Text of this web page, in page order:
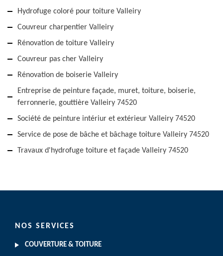
Hydrofuge coloré pour toiture Valleiry
Couvreur charpentier Valleiry
Rénovation de toiture Valleiry
Couvreur pas cher Valleiry
Rénovation de boiserie Valleiry
Entreprise de peinture façade, muret, toiture, boiserie,
ferronnerie, gouttière Valleiry 74520
Société de peinture intériur et extérieur Valleiry 74520
Service de pose de bâche et bâchage toiture Valleiry 74520
Travaux d'hydrofuge toiture et façade Valleiry 74520
NOS SERVICES
COUVERTURE & TOITURE